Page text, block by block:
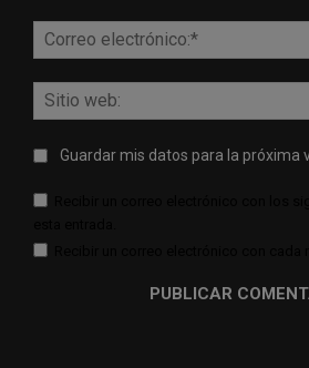
Guardar mis datos para la próxima